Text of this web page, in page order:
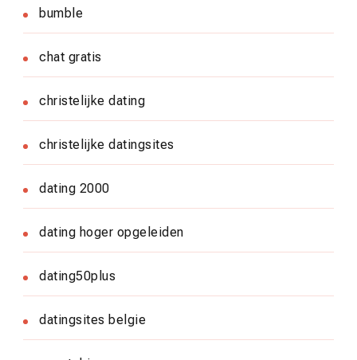
bumble
chat gratis
christelijke dating
christelijke datingsites
dating 2000
dating hoger opgeleiden
dating50plus
datingsites belgie